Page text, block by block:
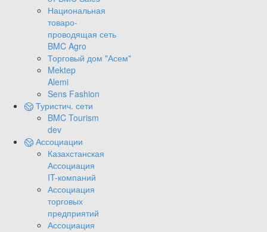
Национальная
товаро-
проводящая сеть
BMC Agro
Торговый дом "Асем"
Mektep
Alemi
Sens Fashion
Туристич. сети
BMC Tourism
dev
Ассоциации
Казахстанская
Ассоциация
IT-компаний
Ассоциация
торговых
предприятий
Ассоциация